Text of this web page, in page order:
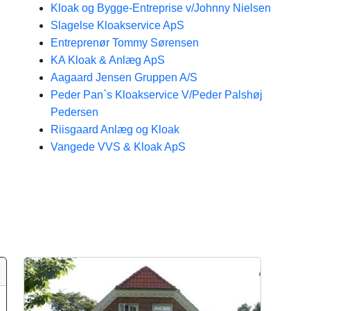
Kloak og Bygge-Entreprise v/Johnny Nielsen
Slagelse Kloakservice ApS
Entreprenør Tommy Sørensen
KA Kloak & Anlæg ApS
Aagaard Jensen Gruppen A/S
Peder Pan`s Kloakservice V/Peder Palshøj
Pedersen
Riisgaard Anlæg og Kloak
Vangede VVS & Kloak ApS